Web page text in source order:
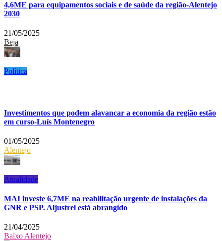
4,6ME para equipamentos sociais e de saúde da região-Alentejo
2030
21/05/2025
Beja
Política
Investimentos que podem alavancar a economia da região estão
em curso-Luís Montenegro
01/05/2025
Alentejo
Atualidade
MAI investe 6,7ME na reabilitação urgente de instalações da
GNR e PSP. Aljustrel está abrangido
21/04/2025
Baixo Alentejo